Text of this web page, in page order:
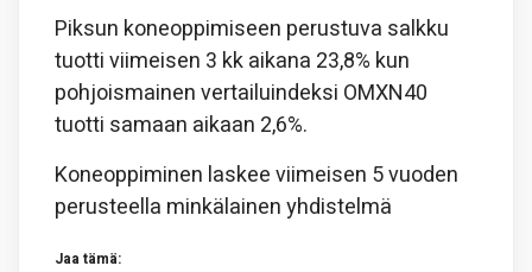
Piksun koneoppimiseen perustuva salkku
tuotti viimeisen 3 kk aikana 23,8% kun
pohjoismainen vertailuindeksi OMXN40
tuotti samaan aikaan 2,6%.
Koneoppiminen laskee viimeisen 5 vuoden
perusteella minkälainen yhdistelmä
Jaa tämä: